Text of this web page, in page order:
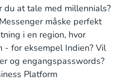
du at tale med millennials?
måske perfekt
i en region, hvor
for eksempel Indien? Vil
og engangspasswords?
Platform